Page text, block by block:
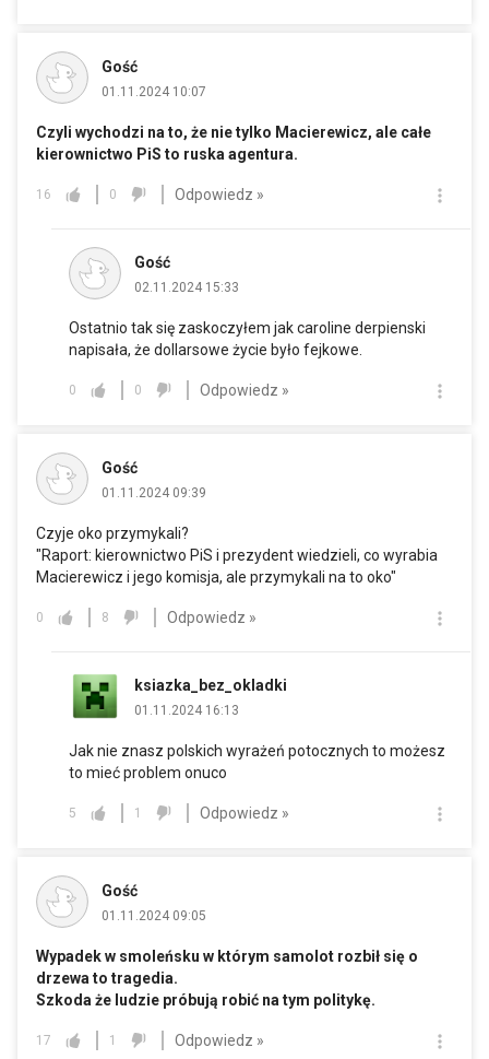
Gość
01.11.2024 10:07
Czyli wychodzi na to, że nie tylko Macierewicz, ale całe
kierownictwo PiS to ruska agentura.
16 0 Odpowiedz »
Gość
02.11.2024 15:33
Ostatnio tak się zaskoczyłem jak caroline derpienski
napisała, że dollarsowe życie było fejkowe.
0 0 Odpowiedz »
Gość
01.11.2024 09:39
Czyje oko przymykali?
"Raport: kierownictwo PiS i prezydent wiedzieli, co wyrabia
Macierewicz i jego komisja, ale przymykali na to oko"
0 8 Odpowiedz »
ksiazka_bez_okladki
01.11.2024 16:13
Jak nie znasz polskich wyrażeń potocznych to możesz
to mieć problem onuco
5 1 Odpowiedz »
Gość
01.11.2024 09:05
Wypadek w smoleńsku w którym samolot rozbił się o
drzewa to tragedia.
Szkoda że ludzie próbują robić na tym politykę.
17 1 Odpowiedz »